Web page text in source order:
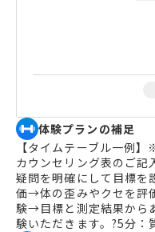
体験プランの補足
【タイムテーブル一例
カウンセリング表のご
疑問を明確にして目標を
価→体の歪みやクセを評
験→目標と測定結果から
験いただきます。?5分：